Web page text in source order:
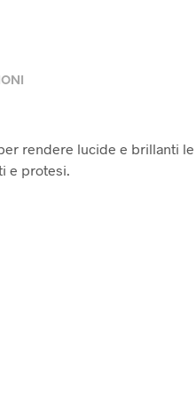
rendere lucide e brillanti
e protesi.